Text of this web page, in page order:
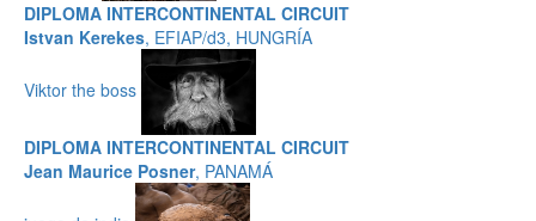
DIPLOMA INTERCONTINENTAL CIRCUIT
Istvan Kerekes, EFIAP/d3, HUNGRÍA
Viktor the boss
DIPLOMA INTERCONTINENTAL CIRCUIT
Jean Maurice Posner, PANAMÁ